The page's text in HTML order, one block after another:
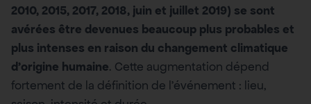
2010, 2015, 2017, 2018, juin et juillet 2019) se sont
avérées être devenues beaucoup plus probables et
plus intenses en raison du changement climatique
d’origine humaine. Cette augmentation dépend
fortement de la définition de l’événement : lieu,